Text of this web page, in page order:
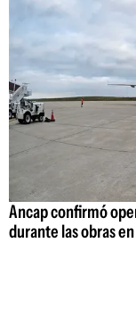
Ancap confirmó
durante las obras